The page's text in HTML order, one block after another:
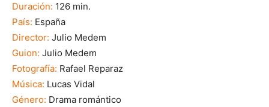
Duración: 126 min.
País: España
Director: Julio Medem
Guion: Julio Medem
Fotografía: Rafael Reparaz
Música: Lucas Vidal
Género: Drama romántico